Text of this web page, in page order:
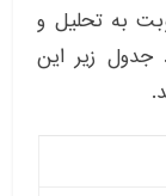
به تحلیل و
جدول زیر این